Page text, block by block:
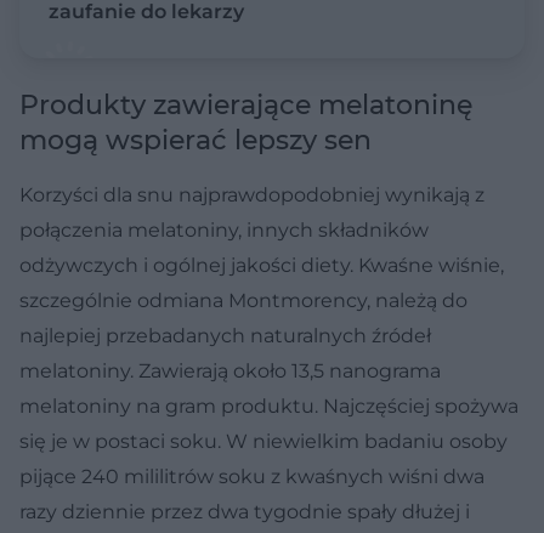
zaufanie do lekarzy
Produkty zawierające melatoninę
mogą wspierać lepszy sen
Korzyści dla snu najprawdopodobniej wynikają z
połączenia melatoniny, innych składników
odżywczych i ogólnej jakości diety. Kwaśne wiśnie,
szczególnie odmiana Montmorency, należą do
najlepiej przebadanych naturalnych źródeł
melatoniny. Zawierają około 13,5 nanograma
melatoniny na gram produktu. Najczęściej spożywa
się je w postaci soku. W niewielkim badaniu osoby
pijące 240 mililitrów soku z kwaśnych wiśni dwa
razy dziennie przez dwa tygodnie spały dłużej i